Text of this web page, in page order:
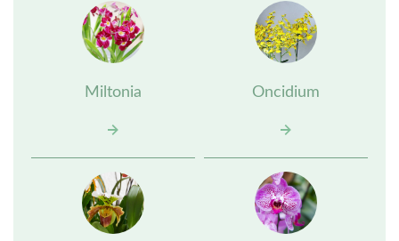
Miltonia Oncidium